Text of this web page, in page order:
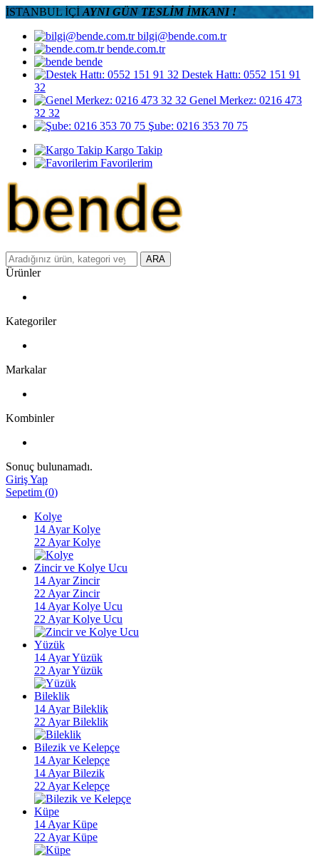
İSTANBUL İÇİ AYNI GÜN TESLİM İMKANI !
bilgi@bende.com.tr
bende.com.tr
bende
Destek Hattı: 0552 151 91
32
Genel Merkez: 0216 473
32 32
Şube: 0216 353 70 75
Kargo Takip
Favorilerim
ARA
Ürünler
Kategoriler
Markalar
Kombinler
Sonuç bulunamadı.
Giriş Yap
Sepetim (0)
Kolye
14 Ayar Kolye
22 Ayar Kolye
Zincir ve Kolye Ucu
14 Ayar Zincir
22 Ayar Zincir
14 Ayar Kolye Ucu
22 Ayar Kolye Ucu
Yüzük
14 Ayar Yüzük
22 Ayar Yüzük
Bileklik
14 Ayar Bileklik
22 Ayar Bileklik
Bilezik ve Kelepçe
14 Ayar Kelepçe
14 Ayar Bilezik
22 Ayar Kelepçe
Küpe
14 Ayar Küpe
22 Ayar Küpe